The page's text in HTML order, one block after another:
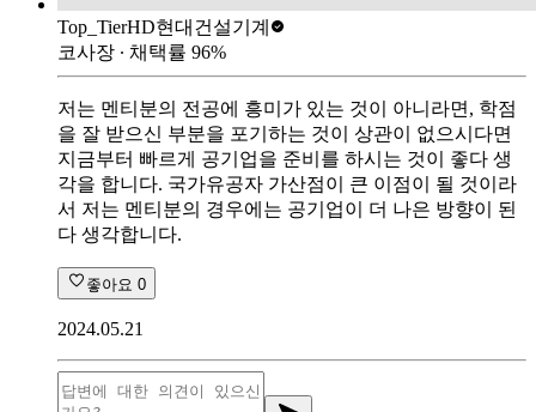
Top_TierHD현대건설기계
코사장 ∙ 채택률 96%
저는 멘티분의 전공에 흥미가 있는 것이 아니라면, 학점
을 잘 받으신 부분을 포기하는 것이 상관이 없으시다면
지금부터 빠르게 공기업을 준비를 하시는 것이 좋다 생
각을 합니다. 국가유공자 가산점이 큰 이점이 될 것이라
서 저는 멘티분의 경우에는 공기업이 더 나은 방향이 된
다 생각합니다.
좋아요 0
2024.05.21